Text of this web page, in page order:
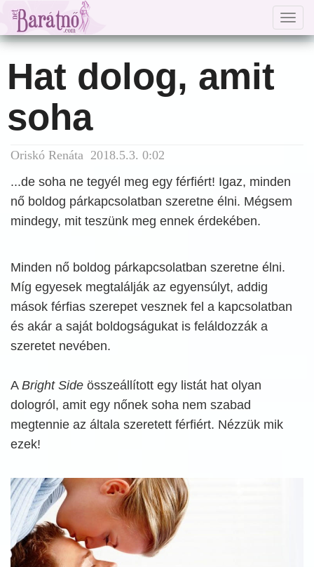
Hat dolog, amit
soha
Oriskó Renáta 2018.5.3. 0:02
...de soha ne tegyél meg egy férfiért! Igaz, minden
nő boldog párkapcsolatban szeretne élni. Mégsem
mindegy, mit teszünk meg ennek érdekében.
Minden nő boldog párkapcsolatban szeretne élni.
Míg egyesek megtalálják az egyensúlyt, addig
mások férfias szerepet vesznek fel a kapcsolatban
és akár a saját boldogságukat is feláldozzák a
szeretet nevében.
A Bright Side összeállított egy listát hat olyan
dologról, amit egy nőnek soha nem szabad
megtennie az általa szeretett férfiért. Nézzük mik
ezek!